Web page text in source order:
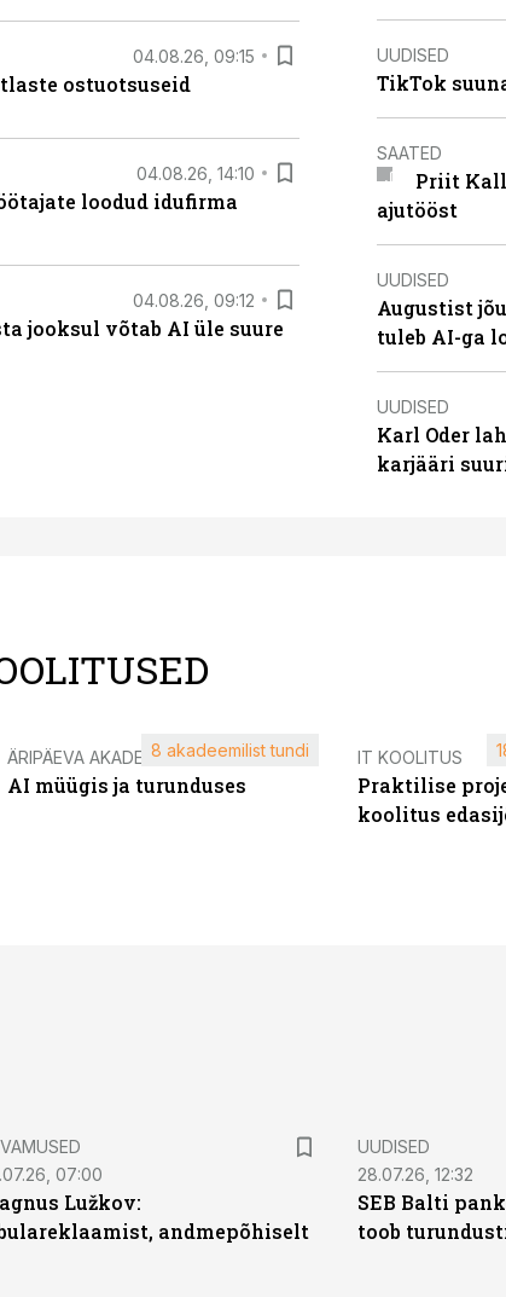
04.08.26, 09:15
ostuotsuseid
04.08.26, 14:10
loodud idufirma
04.08.26, 09:12
jooksul võtab AI üle suure
UUDISED
TikTok
SAATED
Priit
ajutööst
UUDISED
Augustist
tuleb AI-ga
UUDISED
Karl Oder
karjääri
ÄRIPÄEVA AKADEEMIA
AI müügis ja turunduses
8 akadeemilist tundi IT KOOLITUS
Praktilise
koolitus
07:00
Lužkov:
andmepõhiselt
UUDISED
28.07.26, 12:32
SEB Balti
toob